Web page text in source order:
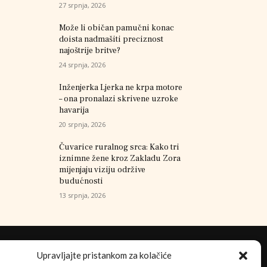
Upravljajte pristankom za kolačiće
27 srpnja, 2026
Može li običan pamučni konac
doista nadmašiti preciznost
najoštrije britve?
24 srpnja, 2026
Inženjerka Ljerka ne krpa motore
– ona pronalazi skrivene uzroke
havarija
20 srpnja, 2026
Čuvarice ruralnog srca: Kako tri
iznimne žene kroz Zakladu Zora
mijenjaju viziju održive
budućnosti
13 srpnja, 2026